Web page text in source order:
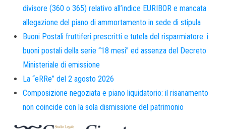
divisore (360 o 365) relativo all’indice EURIBOR e mancata
allegazione del piano di ammortamento in sede di stipula
Buoni Postali fruttiferi prescritti e tutela del risparmiatore: i
buoni postali della serie “18 mesi” ed assenza del Decreto
Ministeriale di emissione
La “eRRe” del 2 agosto 2026
Composizione negoziata e piano liquidatorio: il risanamento
non coincide con la sola dismissione del patrimonio